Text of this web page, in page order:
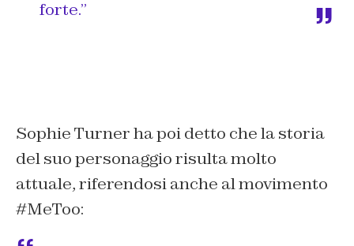
forte.”
Sophie Turner ha poi detto che la storia
del suo personaggio risulta molto
attuale, riferendosi anche al movimento
#MeToo: